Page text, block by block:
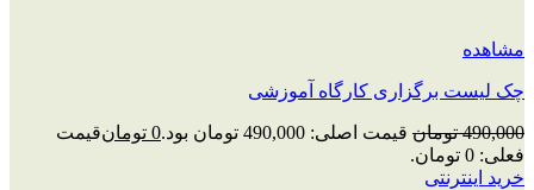
مشاهده
چک‌ لیست برگزاری کارگاه آموزشی
490,000 تومان قیمت اصلی: 490,000 تومان بود. 0 تومانقیمت
فعلی: 0 تومان.
خرید اینترنتی